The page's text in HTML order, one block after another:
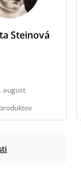
Steinová
august